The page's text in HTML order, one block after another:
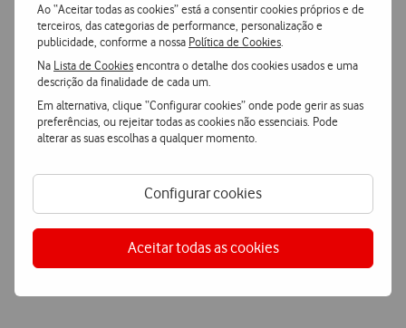
Ao “Aceitar todas as cookies” está a consentir cookies próprios e de
terceiros, das categorias de performance, personalização e
publicidade, conforme a nossa Política de Cookies
Na Lista de Cookiesencontra o detalhe dos cookies usados e uma
descrição da finalidade de cada um.
Em alternativa, clique “Configurar cookies” onde pode gerir as suas
preferências, ou rejeitar todas as cookies não essenciais. Pode
alterar as suas escolhas a qualquer momento.
Configurar cookies
Aceitar todas as cookies
Pode devolver gratuitamente qualquer produto numa das
nossas lojas ou CTT.
Entrega grátise ultrarápida
Encomende hoje antes das 16h e receba no dia útil
seguinte
ou receba em loja.